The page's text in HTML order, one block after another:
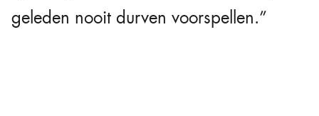
geleden nooit durven voorspellen.”